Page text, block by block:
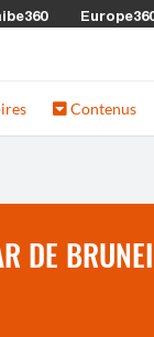
Contenus
DE